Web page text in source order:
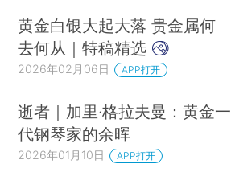
黄金白银大起大落 贵金属何
去何从｜特稿精选
2026年02月06日 APP打开
逝者｜加里·格拉夫曼：黄金一
代钢琴家的余晖
2026年01月10日 APP打开